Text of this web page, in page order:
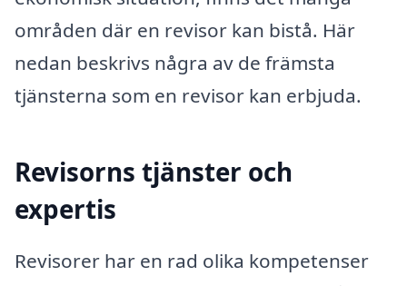
områden där en revisor kan bistå. Här
nedan beskrivs några av de främsta
tjänsterna som en revisor kan erbjuda.
Revisorns tjänster och
expertis
Revisorer har en rad olika kompetenser